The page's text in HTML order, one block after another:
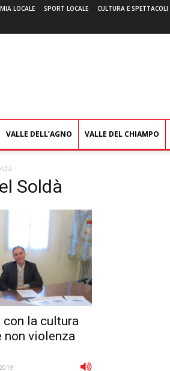
LOCALE SPORT LOCALE CULTURA E SPETTACOLI
VALLE DELL’AGNO VALLE DEL CHIAMPO
Soldà
la cultura
violenza